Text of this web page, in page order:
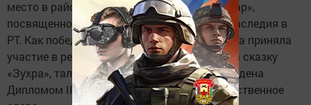
место в районном туре конкурса «Дулкыннар»,
посвященном Году историко-культурного наследия в
РТ. Как победительница районного этапа она приняла
участие в республиканском туре. Рассказав сказку
«Зухра», талантливая девочка была награждена
Дипломом II степени в номинации «Художественное